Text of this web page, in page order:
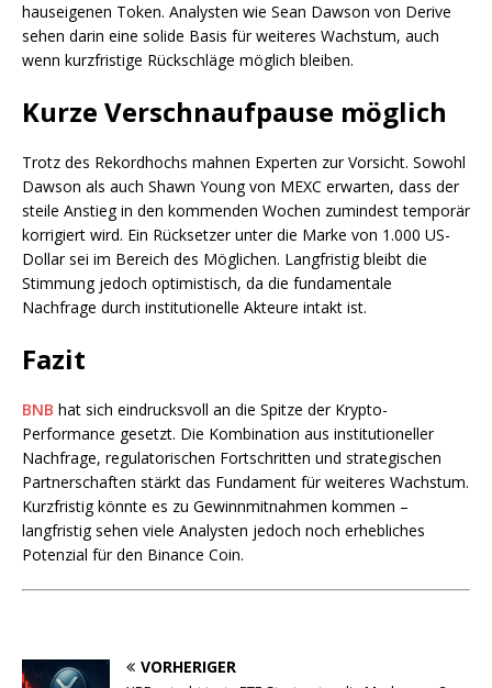
hauseigenen Token. Analysten wie Sean Dawson von Derive
sehen darin eine solide Basis für weiteres Wachstum, auch
wenn kurzfristige Rückschläge möglich bleiben.
Kurze Verschnaufpause möglich
Trotz des Rekordhochs mahnen Experten zur Vorsicht. Sowohl
Dawson als auch Shawn Young von MEXC erwarten, dass der
steile Anstieg in den kommenden Wochen zumindest temporär
korrigiert wird. Ein Rücksetzer unter die Marke von 1.000 US-
Dollar sei im Bereich des Möglichen. Langfristig bleibt die
Stimmung jedoch optimistisch, da die fundamentale
Nachfrage durch institutionelle Akteure intakt ist.
Fazit
BNB hat sich eindrucksvoll an die Spitze der Krypto-
Performance gesetzt. Die Kombination aus institutioneller
Nachfrage, regulatorischen Fortschritten und strategischen
Partnerschaften stärkt das Fundament für weiteres Wachstum.
Kurzfristig könnte es zu Gewinnmitnahmen kommen –
langfristig sehen viele Analysten jedoch noch erhebliches
Potenzial für den Binance Coin.
VORHERIGER